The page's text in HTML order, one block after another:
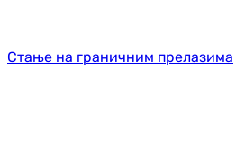
Стање на граничним прелазима